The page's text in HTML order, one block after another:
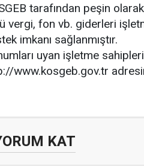
tarafından peşin
vergi, fon vb. giderleri
imkanı sağlanmıştır.
uyan işletme
www.kosgeb.gov.tr
KAT